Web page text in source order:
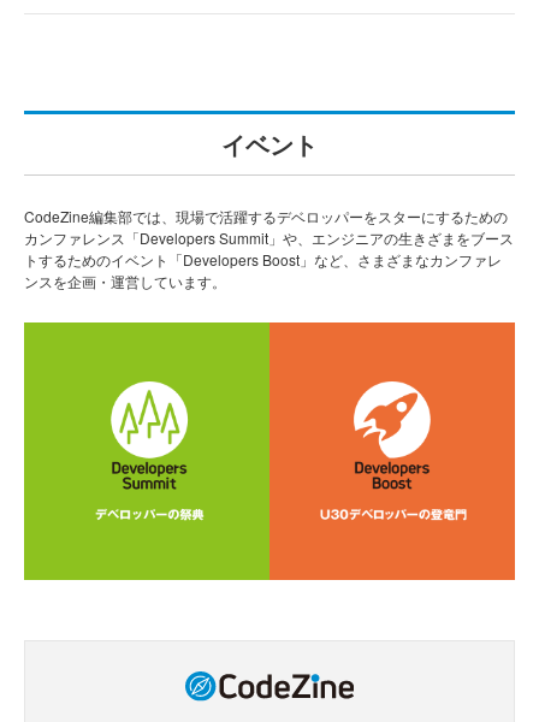
イベント
CodeZine編集部では、現場で活躍するデベロッパーをスターにするための
カンファレンス「Developers Summit」や、エンジニアの生きざまをブース
トするためのイベント「Developers Boost」など、さまざまなカンファレ
ンスを企画・運営しています。